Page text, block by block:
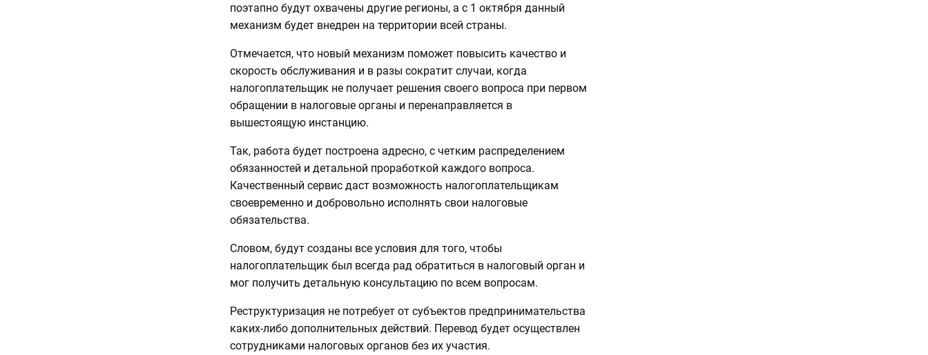
поэтапно будут охвачены другие регионы, а с 1 октября данный
механизм будет внедрен на территории всей страны.
Отмечается, что новый механизм поможет повысить качество и
скорость обслуживания и в разы сократит случаи, когда
налогоплательщик не получает решения своего вопроса при первом
обращении в налоговые органы и перенаправляется в
вышестоящую инстанцию.
Так, работа будет построена адресно, с четким распределением
обязанностей и детальной проработкой каждого вопроса.
Качественный сервис даст возможность налогоплательщикам
своевременно и добровольно исполнять свои налоговые
обязательства.
Словом, будут созданы все условия для того, чтобы
налогоплательщик был всегда рад обратиться в налоговый орган и
мог получить детальную консультацию по всем вопросам.
Реструктуризация не потребует от субъектов предпринимательства
каких-либо дополнительных действий. Перевод будет осуществлен
сотрудниками налоговых органов без их участия.